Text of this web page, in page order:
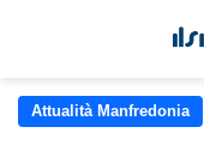
Attualità Manfredonia